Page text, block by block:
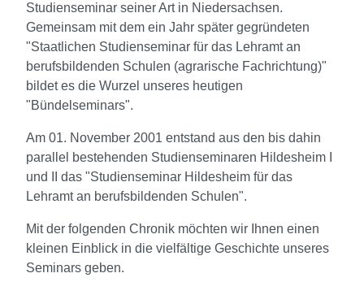
Studienseminar seiner Art in Niedersachsen.
Gemeinsam mit dem ein Jahr später gegründeten
"Staatlichen Studienseminar für das Lehramt an
berufsbildenden Schulen (agrarische Fachrichtung)"
bildet es die Wurzel unseres heutigen
"Bündelseminars".
Am 01. November 2001 entstand aus den bis dahin
parallel bestehenden Studienseminaren Hildesheim I
und II das "Studienseminar Hildesheim für das
Lehramt an berufsbildenden Schulen".
Mit der folgenden Chronik möchten wir Ihnen einen
kleinen Einblick in die vielfältige Geschichte unseres
Seminars geben.